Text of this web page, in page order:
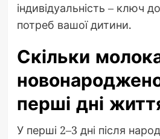
індивідуальність – ключ
потреб вашої дитини.
Скільки
перші дні
У перші 2–3 дні після